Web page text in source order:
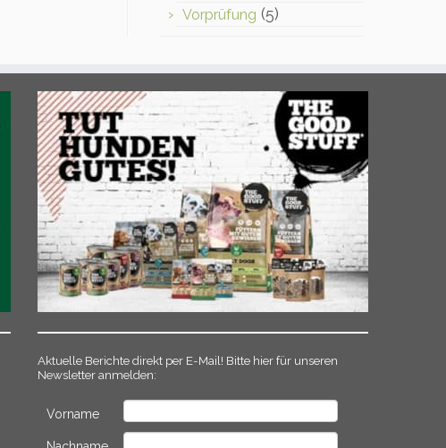
Vorprüfung (5)
Aktuelle Berichte direkt per E-Mail! Bitte hier für unseren
Newsletter anmelden:
Vorname